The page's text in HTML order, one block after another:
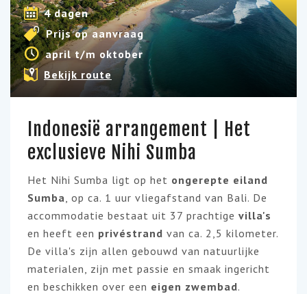
4 dagen
Prijs op aanvraag
april t/m oktober
Bekijk route
Indonesië arrangement | Het
exclusieve Nihi Sumba
Het Nihi Sumba ligt op het ongerepte eiland
Sumba, op ca. 1 uur vliegafstand van Bali. De
accommodatie bestaat uit 37 prachtige villa's
en heeft een privéstrand van ca. 2,5 kilometer.
De villa's zijn allen gebouwd van natuurlijke
materialen, zijn met passie en smaak ingericht
en beschikken over een eigen zwembad.